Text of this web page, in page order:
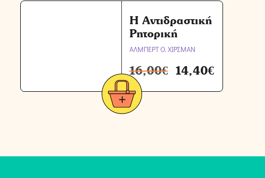
Η Αντιδραστική
Ρητορική
ΑΛΜΠΕΡΤ Ο. ΧΙΡΣΜΑΝ
16,00€ 14,40€